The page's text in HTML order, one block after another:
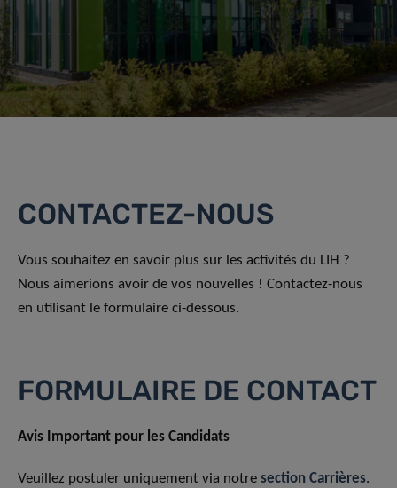
CONTACTEZ-NOUS
Vous souhaitez en savoir plus sur les activités du LIH ?
Nous aimerions avoir de vos nouvelles ! Contactez-nous
en utilisant le formulaire ci-dessous.
FORMULAIRE DE CONTACT
Avis Important pour les Candidats
Veuillez postuler uniquement via notre section Carrières.